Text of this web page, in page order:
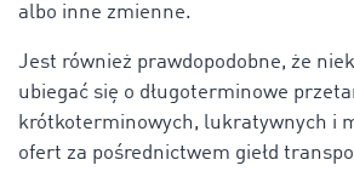
albo inne zmienne.
Jest również prawdopodobne, że
ubiegać się o długoterminowe
krótkoterminowych, lukratywnych i
ofert za pośrednictwem giełd